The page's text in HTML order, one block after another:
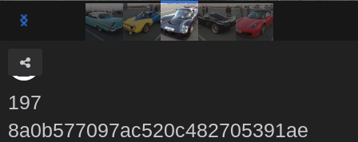
197
8a0b577097ac520c482705391ae